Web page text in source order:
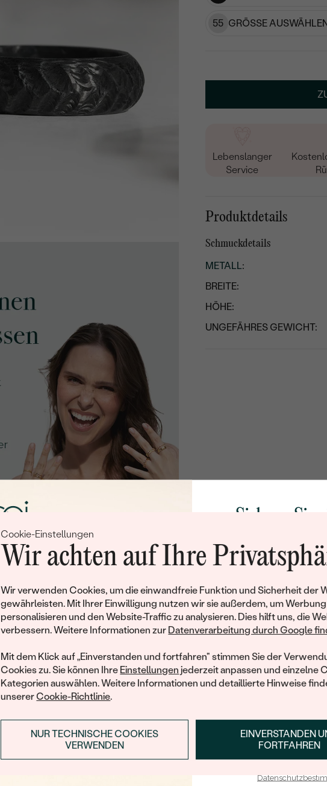
Cookie-Einstellungen
Wir achten auf Ihre
Wir verwenden Cookies, um die einwandfreie Funktion und Sicherheit der
gewährleisten. Mit Ihrer Einwilligung nutzen wir sie außerdem, um Werbung
personalisieren und den Website-Traffic zu analysieren. Dies hilft uns, die
verbessern. Weitere Informationen zur Datenverarbeitung durch Google
Mit dem Klick auf „Einverstanden und fortfahren" stimmen Sie der
Cookies zu. Sie können Ihre Einstellungen jederzeit anpassen und einzelne
Kategorien auswählen. Weitere Informationen und detaillierte Hinweise
unsererCookie-Richtlinie.
EINVERSTANDEN
FORTFAHREN
NUR TECHNISCHE COOKIES
VERWENDEN
55 GRÖSSE
Lebenslanger
Service
Produktdetails
Schmuckdetails
METALL:
BREITE:
HÖHE:
UNGEFÄHRES GEWICHT:
Sichern Sie
Rabatt auf
Werden Sie Teil
und entdecken Sie die
gefertigten Schmucks
Ihren ersten
ANMELDEN &
E-Mail-Adresse je bei uns in